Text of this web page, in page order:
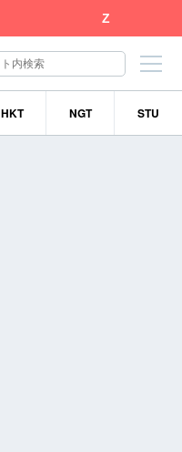
Z
HKT NGT STU